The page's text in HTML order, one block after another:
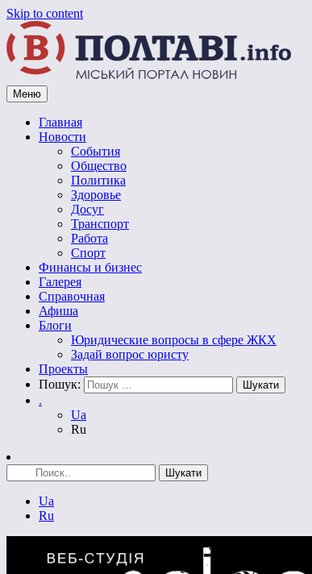
Skip to content
Vpoltave.info
Полтавский портал новостей
Меню
Главная
Новости
События
Общество
Политика
Здоровье
Досуг
Транспорт
Работа
Спорт
Финансы и бизнес
Галерея
Справочная
Афиша
Блоги
Юридические вопросы в сфере ЖКХ
Задай вопрос юристу
Проекты
Пошук:
.
Ua
Ru
Ua
Ru